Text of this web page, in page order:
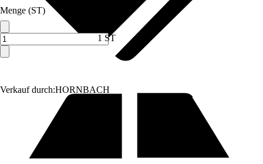
Verkauf durch:HORNBACH
Menge (ST)
1 ST